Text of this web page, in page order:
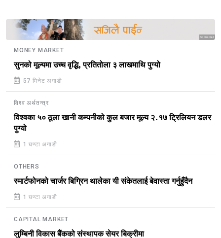
Sponsored
MONEY MARKET
सुनको मूल्यमा उच्च वृद्धि, प्रतितोला ३ लाखमाथि पुग्यो
57 मिनेट अगाडी
विश्व अर्थतन्त्र
विश्वका ५० ठूला खानी कम्पनीको कुल बजार मूल्य २.१७ ट्रिलियन डलर
पुग्यो
1 घण्टा अगाडी
OTHERS
स्मार्टफोनको चार्जर बिग्रिन थालेका यी संकेतलाई बेवास्ता गर्नुहुँदैन
1 घण्टा अगाडी
CAPITAL MARKET
लुम्बिनी विकास बैंकको संस्थापक सेयर बिक्रीमा